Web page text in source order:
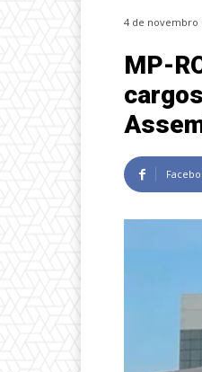
4 de novembro
MP-